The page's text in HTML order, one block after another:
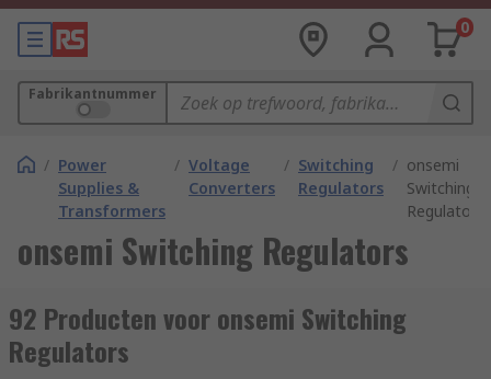
0
Fabrikantnummer
/ Power
Supplies &
Transformers
/ Voltage
Converters
/ Switching
Regulators
/ onsemi
Switching
Regulators
onsemi Switching Regulators
92 Producten voor onsemi Switching
Regulators